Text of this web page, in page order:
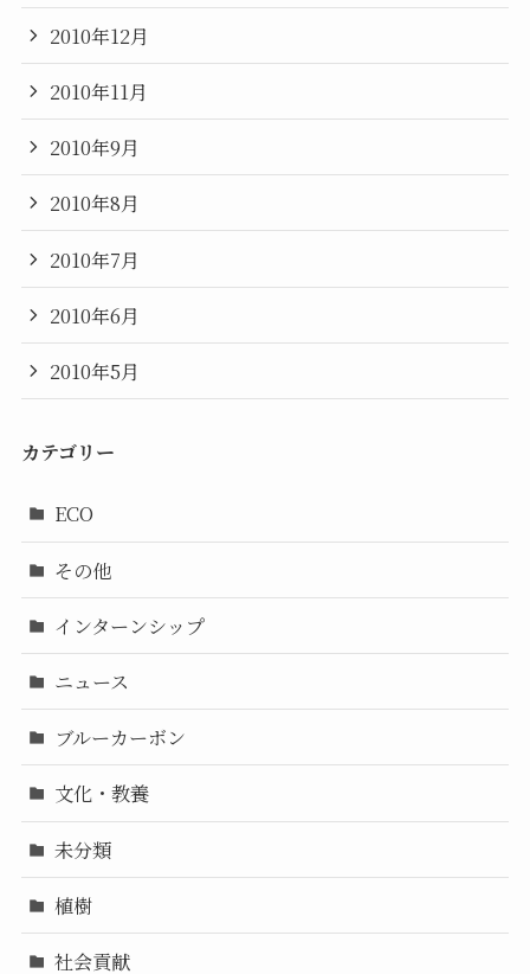
2010年12月
2010年11月
2010年9月
2010年8月
2010年7月
2010年6月
2010年5月
カテゴリー
ECO
その他
インターンシップ
ニュース
ブルーカーボン
文化・教養
未分類
植樹
社会貢献